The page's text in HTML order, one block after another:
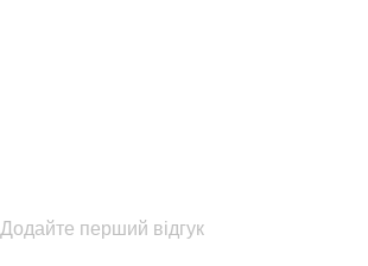
Додайте перший відгук